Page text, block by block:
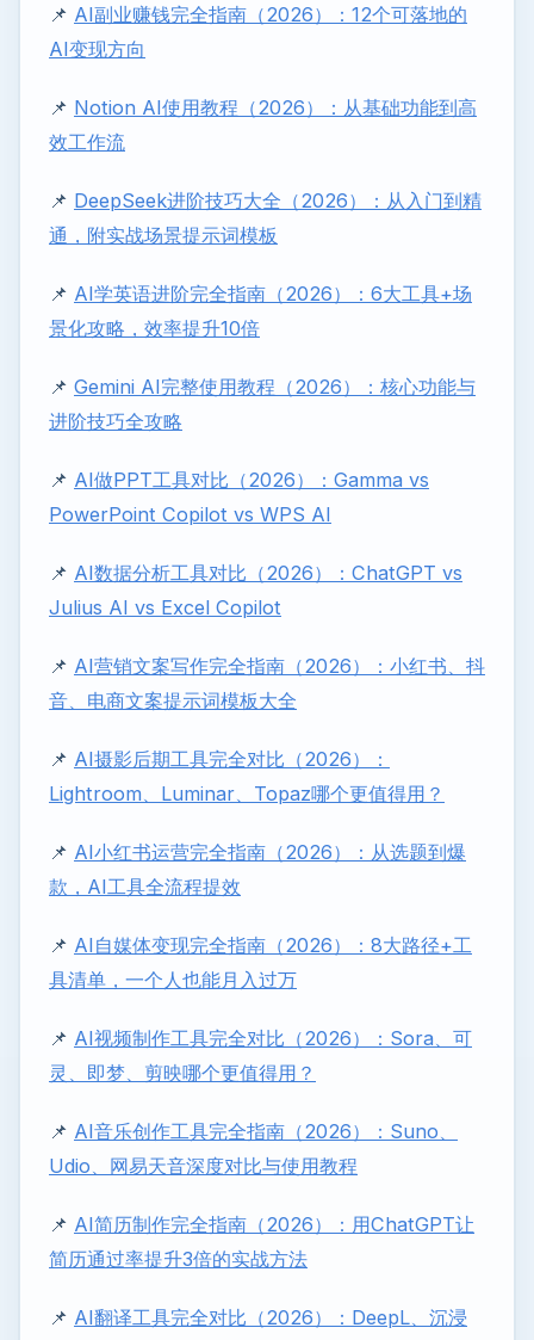
📌 AI副业赚钱完全指南（2026）：12个可落地的
AI变现方向
📌 Notion AI使用教程（2026）：从基础功能到高
效工作流
📌 DeepSeek进阶技巧大全（2026）：从入门到精
通，附实战场景提示词模板
📌 AI学英语进阶完全指南（2026）：6大工具+场
景化攻略，效率提升10倍
📌 Gemini AI完整使用教程（2026）：核心功能与
进阶技巧全攻略
📌 AI做PPT工具对比（2026）：Gamma vs
PowerPoint Copilot vs WPS AI
📌 AI数据分析工具对比（2026）：ChatGPT vs
Julius AI vs Excel Copilot
📌 AI营销文案写作完全指南（2026）：小红书、抖
音、电商文案提示词模板大全
📌 AI摄影后期工具完全对比（2026）：
Lightroom、Luminar、Topaz哪个更值得用？
📌 AI小红书运营完全指南（2026）：从选题到爆
款，AI工具全流程提效
📌 AI自媒体变现完全指南（2026）：8大路径+工
具清单，一个人也能月入过万
📌 AI视频制作工具完全对比（2026）：Sora、可
灵、即梦、剪映哪个更值得用？
📌 AI音乐创作工具完全指南（2026）：Suno、
Udio、网易天音深度对比与使用教程
📌 AI简历制作完全指南（2026）：用ChatGPT让
简历通过率提升3倍的实战方法
📌 AI翻译工具完全对比（2026）：DeepL、沉浸